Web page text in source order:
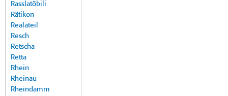
Rasslatöbili
Rätikon
Realateil
Resch
Retscha
Retta
Rhein
Rheinau
Rheindamm